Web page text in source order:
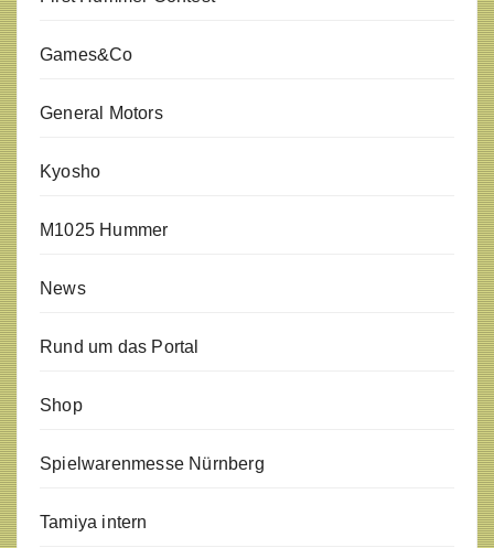
Games&Co
General Motors
Kyosho
M1025 Hummer
News
Rund um das Portal
Shop
Spielwarenmesse Nürnberg
Tamiya intern